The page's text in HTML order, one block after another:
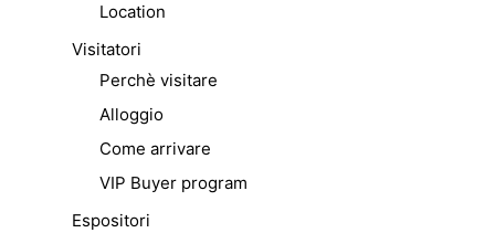
Location
Visitatori
Perchè visitare
Alloggio
Come arrivare
VIP Buyer program
Espositori